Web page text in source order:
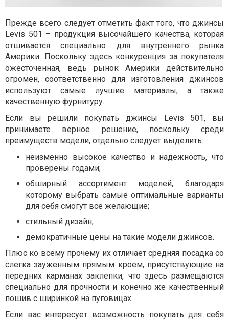
Прежде всего следует отметить факт того, что джинсы
Levis 501 – продукция высочайшего качества, которая
отшивается специально для внутреннего рынка
Америки. Поскольку здесь конкуренция за покупателя
ожесточенная, ведь рынок Америки действительно
огромен, соответственно для изготовления джинсов
используют самые лучшие материалы, а также
качественную фурнитуру.
Если вы решили покупать джинсы Levis 501, вы
принимаете верное решение, поскольку среди
преимуществ модели, отдельно следует выделить:
неизменно высокое качество и надежность, что
проверены годами;
обширный ассортимент моделей, благодаря
которому выбрать самые оптимальные варианты
для себя смогут все желающие;
стильный дизайн;
демократичные цены на такие модели джинсов.
Плюс ко всему прочему их отличает средняя посадка со
слегка зауженным прямым кроем, присутствующие на
передних карманах заклепки, что здесь размещаются
специально для прочности и конечно же качественный
пошив с ширинкой на пуговицах.
Если вас интересует возможность покупать для себя